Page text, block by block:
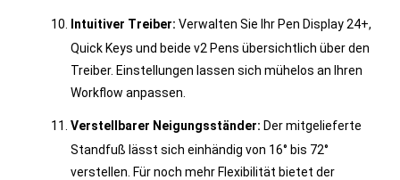
Intuitiver Treiber: Verwalten Sie Ihr Pen Display 24+,
Quick Keys und beide v2 Pens übersichtlich über den
Treiber. Einstellungen lassen sich mühelos an Ihren
Workflow anpassen.
Verstellbarer Neigungsständer: Der mitgelieferte
Standfuß lässt sich einhändig von 16° bis 72°
verstellen. Für noch mehr Flexibilität bietet der